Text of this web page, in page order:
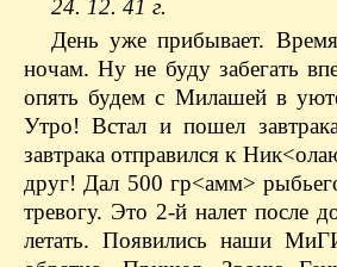
24. 12. 41 г.
День уже прибывает.
ночам. Ну не буду забегать
опять будем с Милашей в
Утро! Встал и пошел
завтрака отправился к
друг! Дал 500 гр<амм>
тревогу. Это 2-й налет после
летать. Появились наши